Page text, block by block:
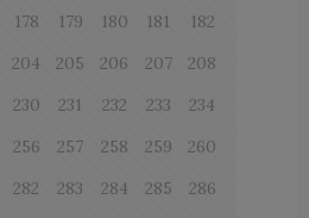
178 179 180 181
182
204 205 206 207
208
230 231 232 233
234
256 257 258 259
260
282 283 284 285
286